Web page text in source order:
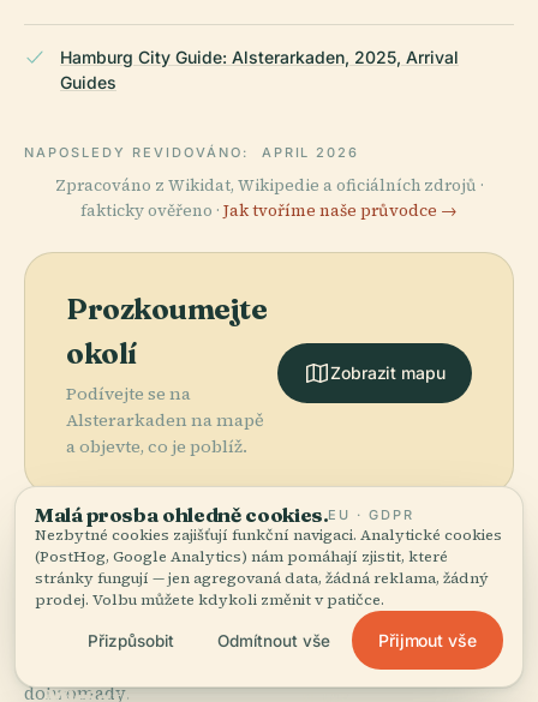
Hamburg City Guide: Alsterarkaden, 2025, Arrival
Guides
NAPOSLEDY REVIDOVÁNO: APRIL 2026
Zpracováno z Wikidat, Wikipedie a oficiálních zdrojů ·
fakticky ověřeno · Jak tvoříme naše průvodce →
Prozkoumejte
okolí
Podívejte se na
Alsterarkaden na mapě
a objevte, co je poblíž.
Zobrazit mapu
More inHamburk.
370 míst k objevení — pár, která stojí za to spojit
dohromady.
PLACE
Malá prosba ohledně cookies.EU · GDPR
Nezbytné cookies zajišťují funkční navigaci. Analytické cookies
(PostHog, Google Analytics) nám pomáhají zjistit, které
stránky fungují — jen agregovaná data, žádná reklama, žádný
prodej. Volbu můžete kdykoli změnit v patičce.
Přizpůsobit Odmítnout vše Přijmout vše